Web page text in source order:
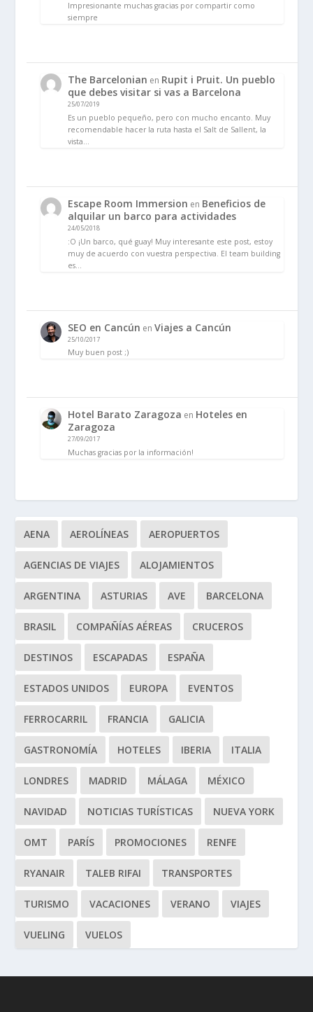
Impresionante muchas gracias por compartir como
siempre
The Barcelonian en Rupit i Pruit. Un pueblo
que debes visitar si vas a Barcelona
25/07/2019
Es un pueblo pequeño, pero con mucho encanto. Muy
recomendable hacer la ruta hasta el Salt de Sallent, la
vista…
Escape Room Immersion en Beneficios de
alquilar un barco para actividades
24/05/2018
:O ¡Un barco, qué guay! Muy interesante este post, estoy
muy de acuerdo con vuestra perspectiva. El team building
es…
SEO en Cancún enViajes a Cancún
25/10/2017
Muy buen post ;)
Hotel Barato Zaragoza en Hoteles en
Zaragoza
27/09/2017
Muchas gracias por la información!
AENA AEROLÍNEAS AEROPUERTOS
AGENCIAS DE VIAJES ALOJAMIENTOS
ARGENTINA ASTURIAS AVE BARCELONA
BRASIL COMPAÑÍAS AÉREAS CRUCEROS
DESTINOS ESCAPADAS ESPAÑA
ESTADOS UNIDOS EUROPA EVENTOS
FERROCARRIL FRANCIA GALICIA
GASTRONOMÍA HOTELES IBERIA ITALIA
LONDRES MADRID MÁLAGA MÉXICO
NAVIDAD NOTICIAS TURÍSTICAS NUEVA YORK
OMT PARÍS PROMOCIONES RENFE
RYANAIR TALEB RIFAI TRANSPORTES
TURISMO VACACIONES VERANO VIAJES
VUELING VUELOS